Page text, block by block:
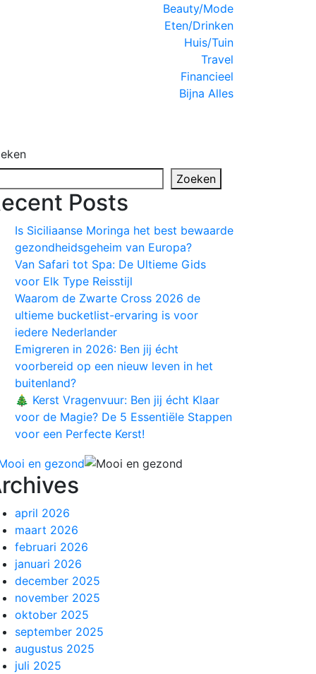
Close
Menu
Beauty/Mode
Eten/Drinken
Huis/Tuin
Travel
Financieel
Bijna Alles
Zoeken
Posts
Is Siciliaanse Moringa het best bewaarde
gezondheidsgeheim van Europa?
Van Safari tot Spa: De Ultieme Gids
voor Elk Type Reisstijl
Waarom de Zwarte Cross 2026 de
ultieme bucketlist-ervaring is voor
iedere Nederlander
Emigreren in 2026: Ben jij écht
voorbereid op een nieuw leven in het
buitenland?
🎄 Kerst Vragenvuur: Ben jij écht Klaar
voor de Magie? De 5 Essentiële Stappen
voor een Perfecte Kerst!
april 2026
maart 2026
februari 2026
januari 2026
december 2025
november 2025
oktober 2025
september 2025
augustus 2025
juli 2025